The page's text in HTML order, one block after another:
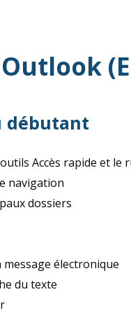
débutant
Accès rapide et le
navigation
dossiers
électronique
du texte